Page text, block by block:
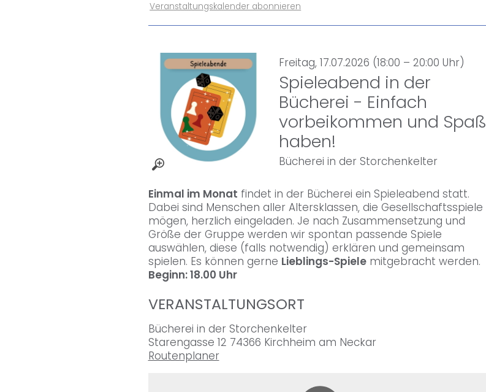
Veranstaltungskalender abonnieren
Freitag, 17.07.2026 (18:00 – 20:00 Uhr)
Spieleabend in der
Bücherei - Einfach
vorbeikommen und Spaß
haben!
Bücherei in der Storchenkelter
Einmal im Monat findet in der Bücherei ein Spieleabend statt.
Dabei sind Menschen aller Altersklassen, die Gesellschaftsspiele
mögen, herzlich eingeladen. Je nach Zusammensetzung und
Größe der Gruppe werden wir spontan passende Spiele
auswählen, diese (falls notwendig) erklären und gemeinsam
spielen. Es können gerne Lieblings-Spielemitgebracht werden.
Beginn: 18.00 Uhr
VERANSTALTUNGSORT
Bücherei in der Storchenkelter
Starengasse 12 74366 Kirchheim am Neckar
Routenplaner